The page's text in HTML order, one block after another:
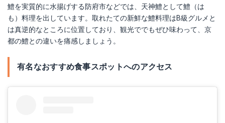
鱧を実質的に水揚げする防府市などでは、天神鱧として鱧（は
も）料理を出しています。取れたての新鮮な鱧料理はB級グルメと
は真逆的なところに位置しており、観光ででもぜひ味わって、京
都の鱧との違いを痛感しましょう。
有名なおすすめ食事スポットへのアクセス